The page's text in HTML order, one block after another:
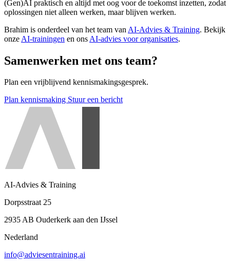
(Gen)AI praktisch en altijd met oog voor de toekomst inzetten, zodat
oplossingen niet alleen werken, maar blijven werken.
Brahim is onderdeel van het team van AI-Advies & Training. Bekijk
onze AI-trainingen en ons AI-advies voor organisaties.
Samenwerken met ons team?
Plan een vrijblijvend kennismakingsgesprek.
Plan kennismaking Stuur een bericht
AI-Advies & Training
Dorpsstraat 25
2935 AB Ouderkerk aan den IJssel
Nederland
info@adviesentraining.ai